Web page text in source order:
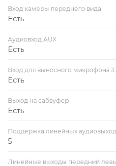
Вход камеры переднего вида
Есть
Аудиовход AUX
Есть
Вход для выносного микрофона
Есть
Выход на сабвуфер
Есть
Поддержка линейных
5
Линейные выходы передний